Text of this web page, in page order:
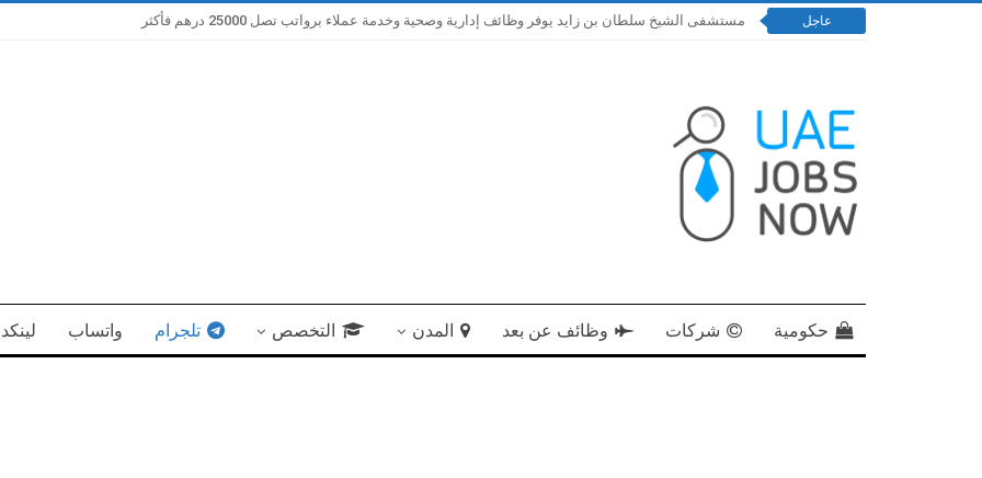
عاجل مستشفى الشيخ سلطان بن زايد يوفر وظائف إدارية وصحية وخدمة عملاء برواتب تصل 25000 درهم فأكثر
حكومية شركات وظائف عن بعد المدن التخصص تلجرام واتساب